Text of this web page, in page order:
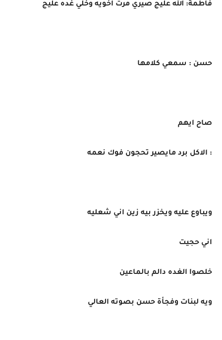
فاطمة: الله عليج صيري مرت اخويه وخلي غده عليج
حسن : سمعي كلامها
صاح ايهم
: الاكل برد مايصير تحجون فوك نعمه
ويباوع عليه ويخزر بيه زين اني شعليه
اني حجيت
خلصوا الغده دالم بالماعين
ويه لبنات وفجأة حسن بصوته العالي